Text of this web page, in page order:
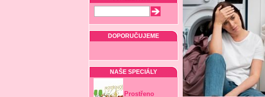
DOPORUČUJEME
NAŠE SPECIÁLY
Prostřeno